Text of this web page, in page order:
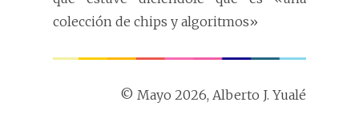
colección de chips y algoritmos»
© Mayo 2026, Alberto J. Yualé